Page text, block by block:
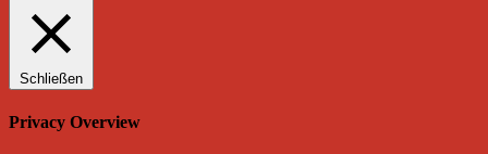
Schließen
Privacy Overview